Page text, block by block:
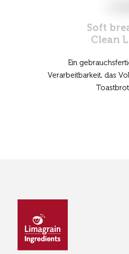
Soft
Clean
Ein
Verarbeitbarkeit, das